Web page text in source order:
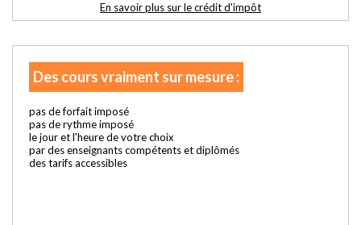
En savoir plus sur le crédit d'impôt
Des cours vraiment sur mesure :
pas de forfait imposé
pas de rythme imposé
le jour et l'heure de votre choix
par des enseignants compétents et diplômés
des tarifs accessibles